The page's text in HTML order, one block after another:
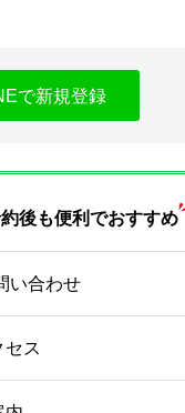
で新規登録
後も便利でおすすめ
い合わせ
セス